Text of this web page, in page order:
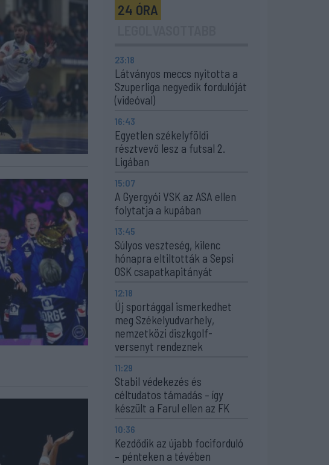
24 ÓRA
23:18
Látványos meccs nyitotta a
Szuperliga negyedik fordulóját
(videóval)
16:43
Egyetlen székelyföldi
résztvevő lesz a futsal 2.
Ligában
15:07
A Gyergyói VSK az ASA ellen
folytatja a kupában
13:45
Súlyos veszteség, kilenc
hónapra eltiltották a Sepsi
OSK csapatkapitányát
12:18
Új sportággal ismerkedhet
meg Székelyudvarhely,
nemzetközi diszkgolf-
versenyt rendeznek
11:29
Stabil védekezés és
céltudatos támadás – így
készült a Farul ellen az FK
10:36
Kezdődik az újabb fociforduló
– pénteken a tévében